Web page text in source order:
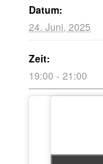
Datum:
24. Juni, 2025
Zeit:
19:00 - 21:00